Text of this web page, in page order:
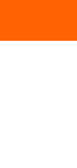
contenido